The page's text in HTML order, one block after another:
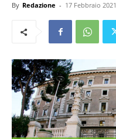
By Redazione - 17 Febbraio 2021